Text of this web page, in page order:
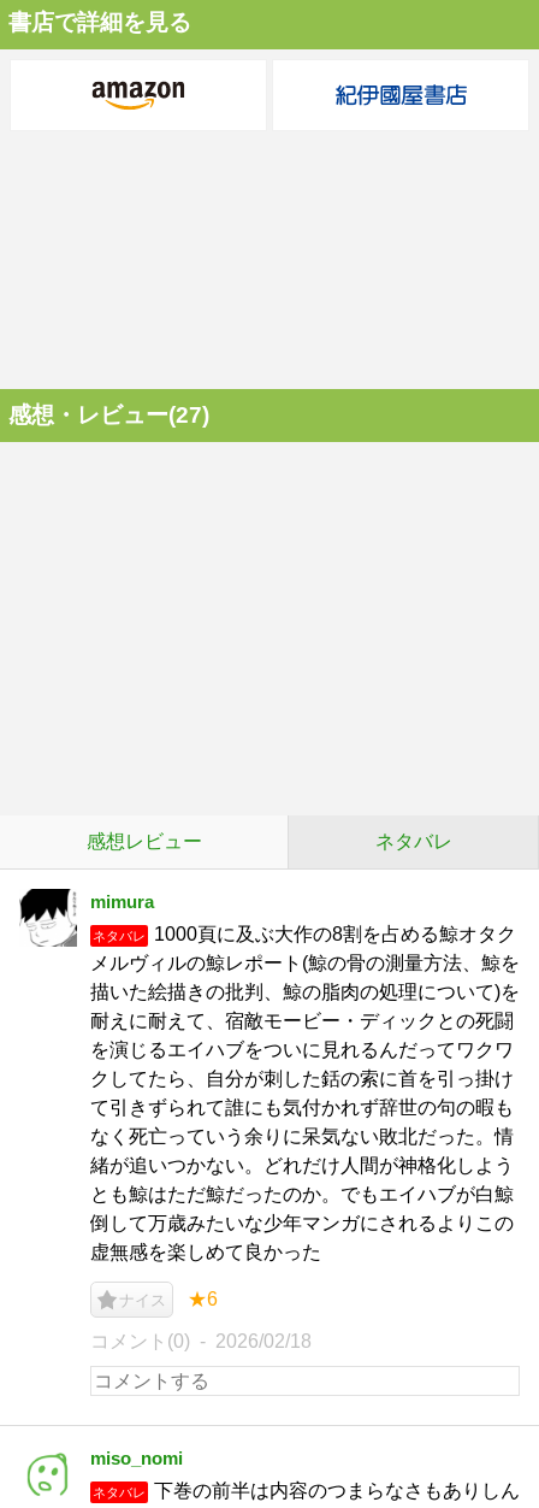
書店で詳細を見る
感想・レビュー(27)
感想レビュー ネタバレ
mimura
ネタバレ
1000頁に及ぶ大作の8割を占める鯨オタク
メルヴィルの鯨レポート(鯨の骨の測量方法、鯨を
描いた絵描きの批判、鯨の脂肉の処理について)を
耐えに耐えて、宿敵モービー・ディックとの死闘
を演じるエイハブをついに見れるんだってワクワ
クしてたら、自分が刺した銛の索に首を引っ掛け
て引きずられて誰にも気付かれず辞世の句の暇も
なく死亡っていう余りに呆気ない敗北だった。情
緒が追いつかない。どれだけ人間が神格化しよう
とも鯨はただ鯨だったのか。でもエイハブが白鯨
倒して万歳みたいな少年マンガにされるよりこの
虚無感を楽しめて良かった
ナイス ★6
コメント(0) 2026/02/18
miso_nomi
ネタバレ
下巻の前半は内容のつまらなさもありしん